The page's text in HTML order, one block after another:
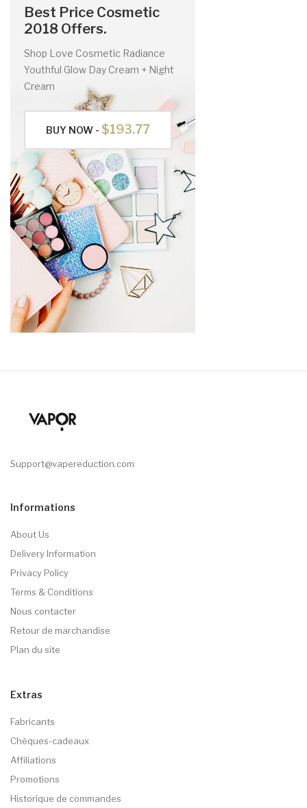
Best Price Cosmetic
2018 Offers.
Shop Love Cosmetic Radiance
Youthful Glow Day Cream + Night
Cream
BUY NOW - $193.77
Support@vapereduction.com
Informations
About Us
Delivery Information
Privacy Policy
Terms & Conditions
Nous contacter
Retour de marchandise
Plan du site
Extras
Fabricants
Chèques-cadeaux
Affiliations
Promotions
Historique de commandes